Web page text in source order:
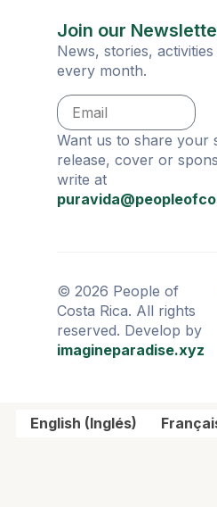
Join our
News, stories,
every month.
Want us to share your
release, cover or
write at
© 2026 People of
Costa Rica. All rights
reserved. Develop by
imagineparadise.xyz
English (Inglés)